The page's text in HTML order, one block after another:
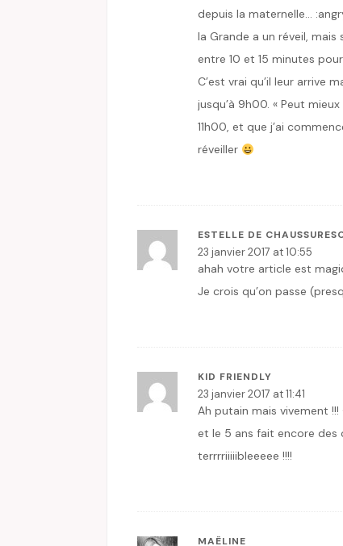
depuis la maternelle…
la Grande a un réveil,
entre 10 et 15 minutes
C’est vrai qu’il leur arrive
jusqu’à 9h00. « Peut
11h00, et que j’ai
réveiller
ESTELLE DE
23 janvier 2017 at 10:55
ahah votre article est
Je crois qu’on passe
KID FRIENDLY
23 janvier 2017 at 11:41
Ah putain mais vivement
et le 5 ans fait encore des
terrrriiiiibleeeee !!!!
MAËLINE